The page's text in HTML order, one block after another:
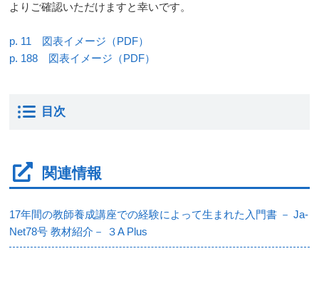
よりご確認いただけますと幸いです。
p. 11 図表イメージ（PDF）
p. 188 図表イメージ（PDF）
目次
関連情報
17年間の教師養成講座での経験によって生まれた入門書 － Ja-
Net78号 教材紹介－ ３A Plus